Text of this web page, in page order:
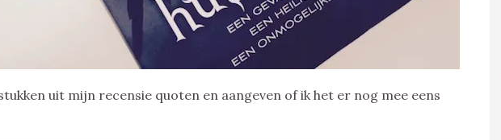
uit mijn recensie quoten en aangeven of ik het er nog mee eens